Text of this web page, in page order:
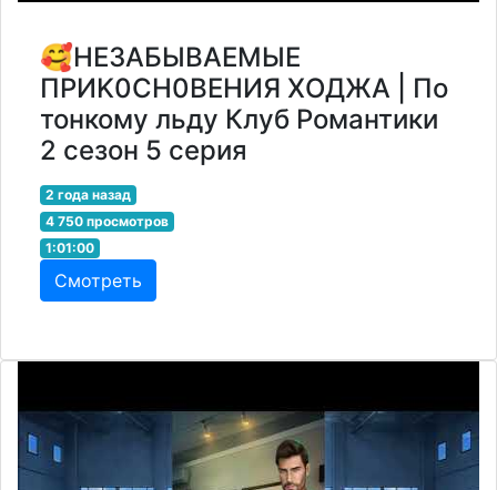
🥰НEЗAБЫBАЕMЫE
ПPИK0СH0BЕHИЯ ХОДЖА | По
тонкому льду Клуб Романтики
2 сезон 5 серия
2 года назад
4 750 просмотров
1:01:00
Смотреть